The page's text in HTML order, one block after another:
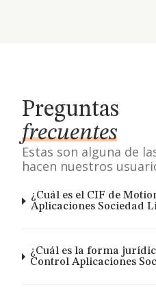
Preguntas
frecuentes
Estas son alguna de
hacen nuestros
¿Cuál es el CIF de
Aplicaciones Sociedad
¿Cuál es la forma
Control Aplicaciones